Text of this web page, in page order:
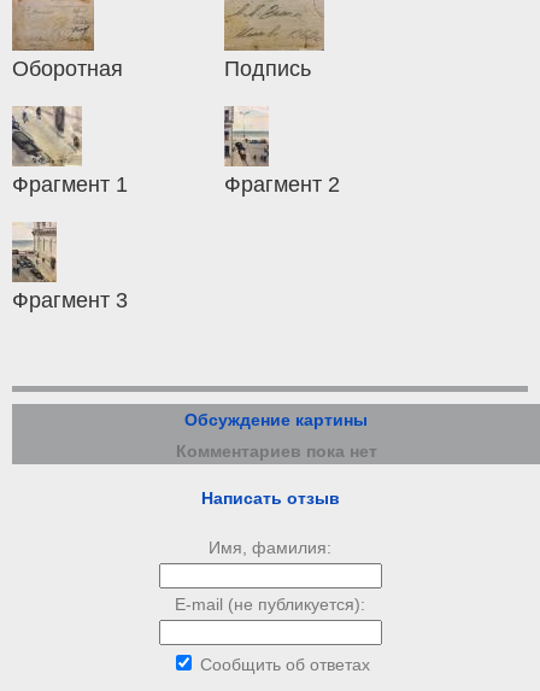
Оборотная Подпись
Фрагмент 1 Фрагмент 2
Фрагмент 3
Обсуждение картины
Комментариев пока нет
Написать отзыв
Имя, фамилия:
E-mail (не публикуется):
Сообщить об ответах